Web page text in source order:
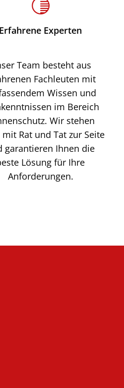
Erfahrene Experten
Team besteht aus
Fachleuten mit
Wissen und
im Bereich
Wir stehen
Rat und Tat zur Seite
garantieren Ihnen die
Lösung für Ihre
Anforderungen.